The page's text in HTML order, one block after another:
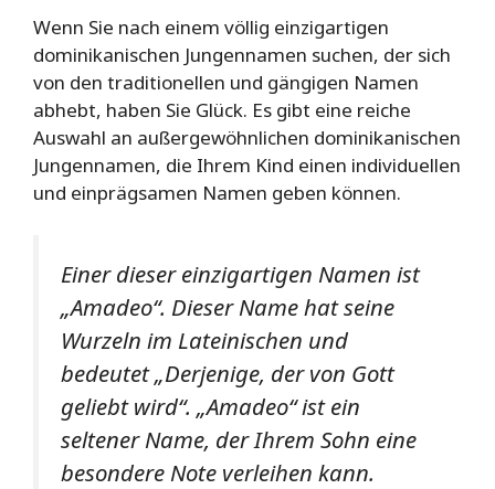
Wenn Sie nach einem völlig einzigartigen
dominikanischen Jungennamen suchen, der sich
von den traditionellen und gängigen Namen
abhebt, haben Sie Glück. Es gibt eine reiche
Auswahl an außergewöhnlichen dominikanischen
Jungennamen, die Ihrem Kind einen individuellen
und einprägsamen Namen geben können.
Einer dieser einzigartigen Namen ist
„Amadeo“. Dieser Name hat seine
Wurzeln im Lateinischen und
bedeutet „Derjenige, der von Gott
geliebt wird“. „Amadeo“ ist ein
seltener Name, der Ihrem Sohn eine
besondere Note verleihen kann.